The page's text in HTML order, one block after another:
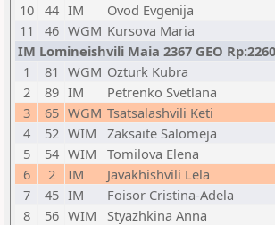
10 44 IM Ovod Evgenija
11
46 WGM Kursova Maria
IM Lomineishvili Maia 2367 GEO
1
81 WGM Ozturk Kubra
2
89 IM Petrenko Svetlana
3
65 WGM Tsatsalashvili Keti
4
52 WIM Zaksaite Salomeja
5
54 WIM Tomilova Elena
6
2 IM Javakhishvili Lela
7
45 IM Foisor Cristina-Adela
8
56 WIM Styazhkina Anna